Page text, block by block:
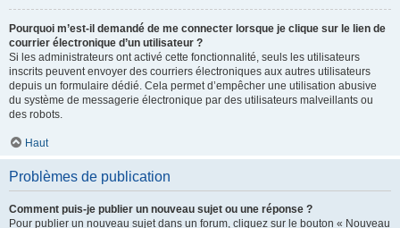
Pourquoi m’est-il demandé de me connecter lorsque je clique sur le lien de
courrier électronique d’un utilisateur ?
Si les administrateurs ont activé cette fonctionnalité, seuls les utilisateurs
inscrits peuvent envoyer des courriers électroniques aux autres utilisateurs
depuis un formulaire dédié. Cela permet d’empêcher une utilisation abusive
du système de messagerie électronique par des utilisateurs malveillants ou
des robots.
Haut
Problèmes de publication
Comment puis-je publier un nouveau sujet ou une réponse ?
Pour publier un nouveau sujet dans un forum, cliquez sur le bouton « Nouveau